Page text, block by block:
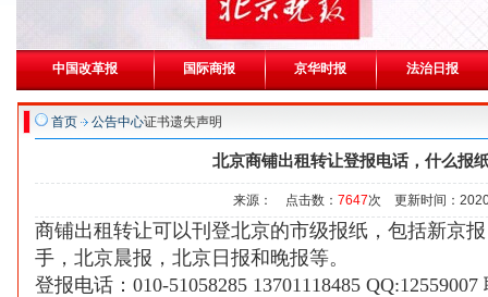
中国改革报 国际商报 京华时报 法治日报
首页 公告中心证书遗失声明
北京商铺出租转让登报电话，什么报
来源： 点击数： 7647次 更新时间：
商铺出租转让可以刊登北京的市级报纸，包括新京
手，北京晨报，北京日报和晚报等。
登报电话： 010-51058285 13701118485